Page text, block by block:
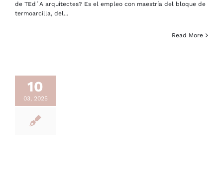
de TEd´A arquitectes? Es el empleo con maestría del bloque de
termoarcilla, del...
Read More
10
03, 2025